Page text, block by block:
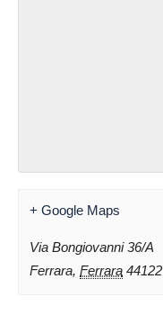
+ Google Maps
Via Bongiovanni 36/A
Ferrara, Ferrara 44122